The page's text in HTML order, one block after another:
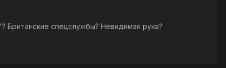
Британские спецслужбы? Невидимая рука?